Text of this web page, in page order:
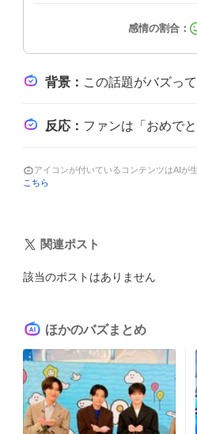
背景 ： この話題がバズっている理由は、明治安田Jリーグが100年構想
反応 ： ファンは「おめでとうございます！」や「すごい
アイコンが付いているコンテンツはAIが
こちら
関連ポスト
該当のポストはありません
ほかのバズまとめ